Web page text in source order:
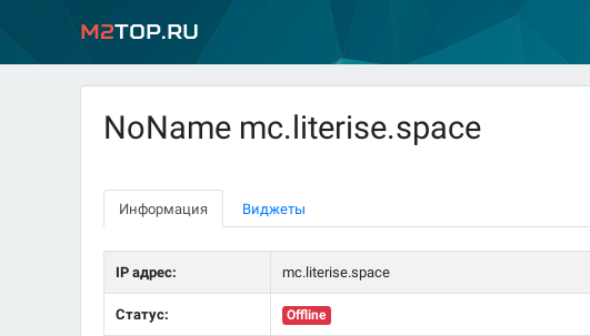
M2Top.ru
NoName mc.literise.space
Информация Виджеты
IP адрес: mc.literise.space
Статус: Offline